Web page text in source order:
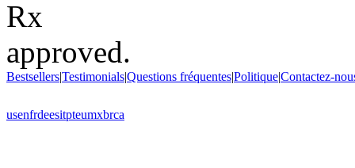
Bestsellers|Testimonials|Questions fréquentes|Politique|Contactez-
usenfrdeesitpteumxbrca